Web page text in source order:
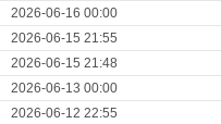
2026-06-16 00:00
2026-06-15 21:55
2026-06-15 21:48
2026-06-13 00:00
2026-06-12 22:55